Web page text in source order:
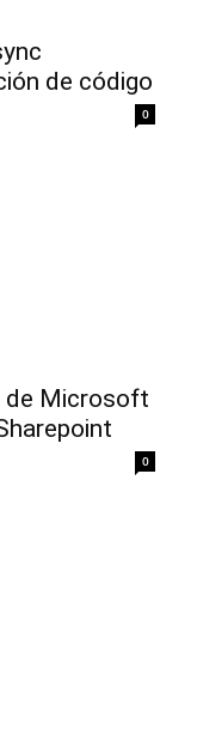
de código
0
de Microsoft
0